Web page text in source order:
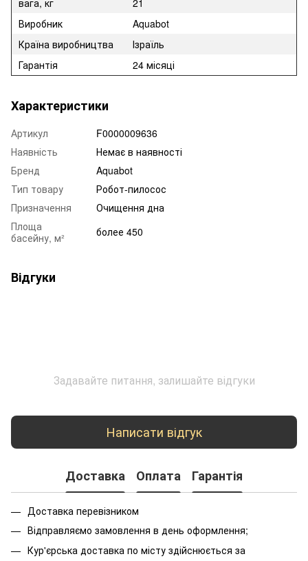
Виробник
Aquabot
Країна виробництва
Ізраїль
Гарантія
24 місяці
Характеристики
Артикул
F0000009636
Наявність
Немає в наявності
Бренд
Aquabot
Тип товару
Робот-пилосос
Призначення
Очищення дна
Площа
басейну, м²
более 450
Відгуки
Задавайте питання, залишайте відгуки
Написати відгук
Доставка Оплата Гарантія
Доставка перевізником
Відправляємо замовлення в день оформлення;
Кур'єрська доставка по місту здійснюється за